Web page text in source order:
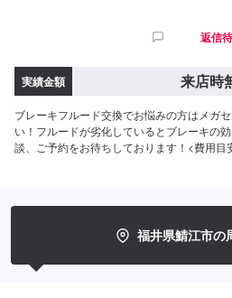
返信
実績金額 来店時
ブレーキフルード交換でお悩みの方はメガ
い！フルードが劣化しているとブレーキの
談、ご予約をお待ちしております！<費用
福井県鯖江市の